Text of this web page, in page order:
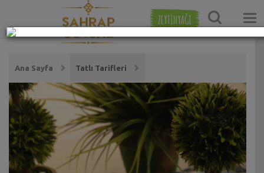
ZEYTİNYAĞI
Ana Sayfa Tatlı Tarifleri